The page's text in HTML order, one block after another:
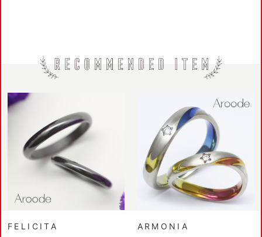
FELICITA ARMONIA